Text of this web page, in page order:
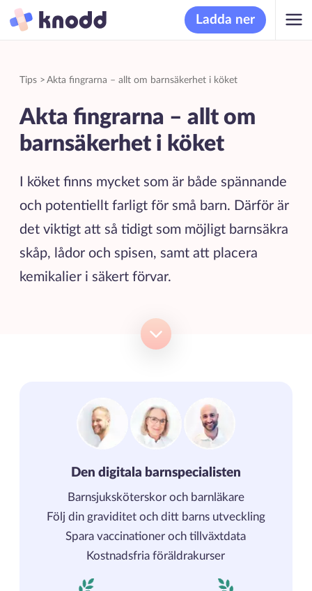
Ladda ner
Tips> Akta fingrarna – allt om barnsäkerhet i köket
Akta fingrarna – allt om
barnsäkerhet i köket
I köket finns mycket som är både spännande
och potentiellt farligt för små barn. Därför är
det viktigt att så tidigt som möjligt barnsäkra
skåp, lådor och spisen, samt att placera
kemikalier i säkert förvar.
Den digitala barnspecialisten
Barnsjuksköterskor och barnläkare
Följ din graviditet och ditt barns utveckling
Spara vaccinationer och tillväxtdata
Kostnadsfria föräldrakurser